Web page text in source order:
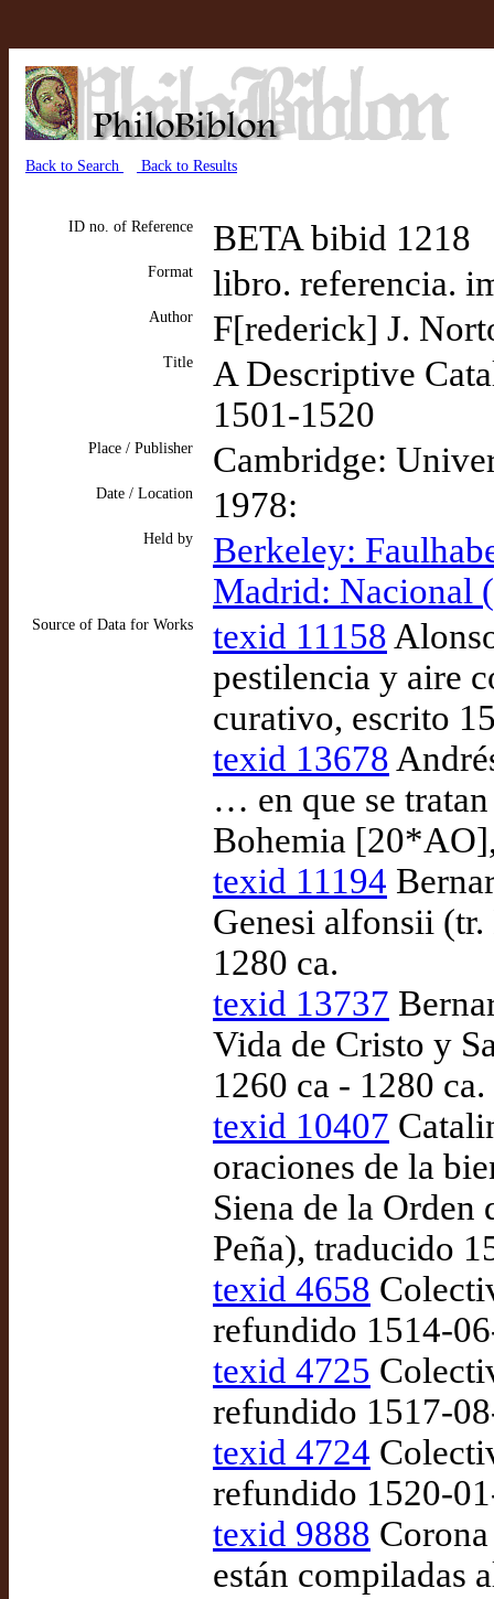
Back to Search Back to Results
ID no. of Reference BETA bibid 1218
Format libro. referencia.
Author F[rederick] J.
Title
A Descriptive
1501-1520
Place / Publisher Cambridge:
Date / Location 1978:
Held by
Berkeley:
Madrid: Nacional
Source of Data for Works texid 11158
pestilencia y aire
curativo, escrito
texid 13678
… en que se
Bohemia
texid 11194
Genesi alfonsii
1280 ca.
texid 13737
Vida de Cristo y
1260 ca - 1280 ca.
texid 10407
oraciones de la
Siena de la Orden
Peña), traducido
texid 4658
refundido 1514-
texid 4725
refundido 1517-
texid 4724
refundido 1520-
texid 9888
están compiladas